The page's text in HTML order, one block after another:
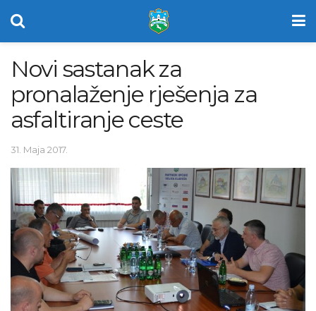
Novi sastanak za
pronalaženje rješenja za
asfaltiranje ceste
31. Maja 2017.